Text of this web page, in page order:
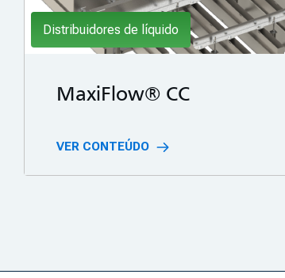
Distribuidores de líquido
MaxiFlow® CC
VER CONTEÚDO